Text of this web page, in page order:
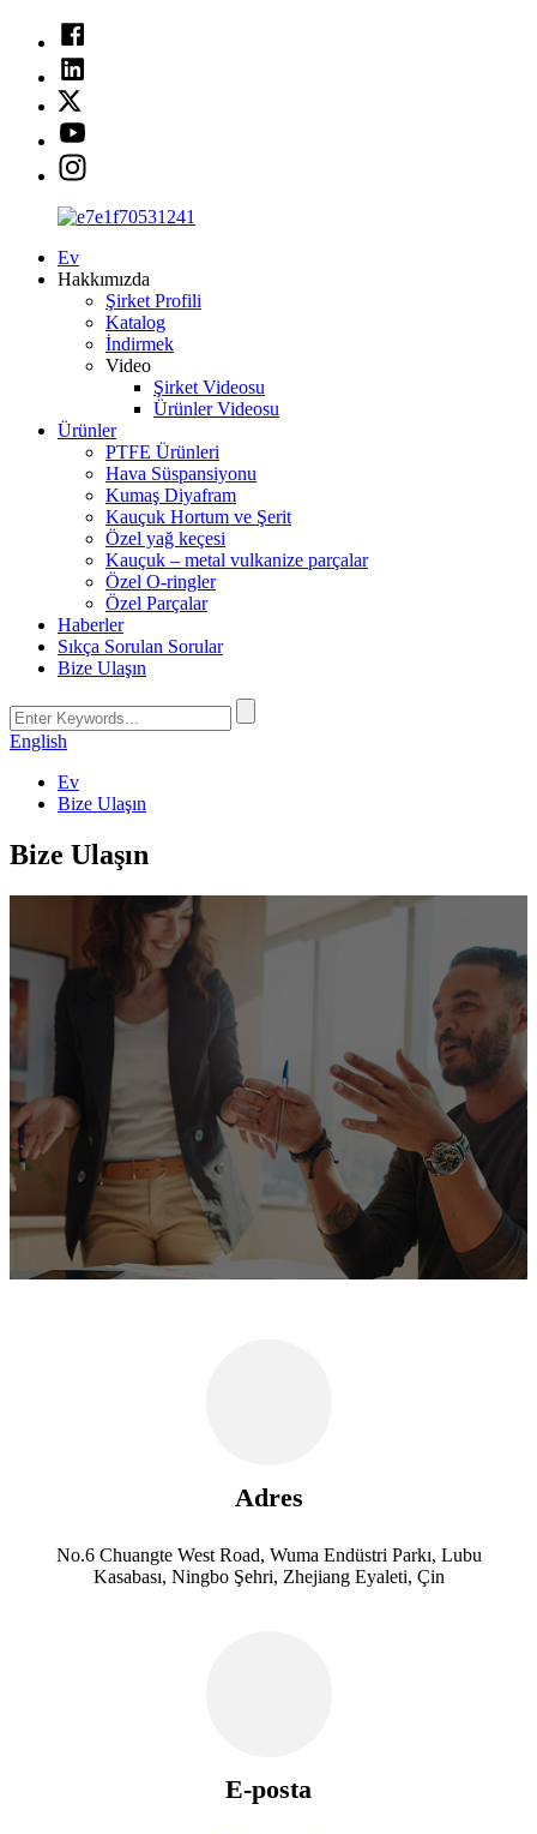
Ev
Hakkımızda
Şirket Profili
Katalog
İndirmek
Video
Şirket Videosu
Ürünler Videosu
Ürünler
PTFE Ürünleri
Hava Süspansiyonu
Kumaş Diyafram
Kauçuk Hortum ve Şerit
Özel yağ keçesi
Kauçuk – metal vulkanize parçalar
Özel O-ringler
Özel Parçalar
Haberler
Sıkça Sorulan Sorular
Bize Ulaşın
English
Ev
Bize Ulaşın
Bize Ulaşın
Ningbo Yokey Hassas
Teknoloji Şirketi Ltd.
Adres
No.6 Chuangte West Road, Wuma Endüstri Parkı, Lubu
Kasabası, Ningbo Şehri, Zhejiang Eyaleti, Çin
E-posta